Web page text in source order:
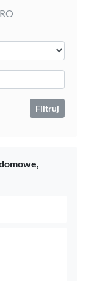
Filtruj